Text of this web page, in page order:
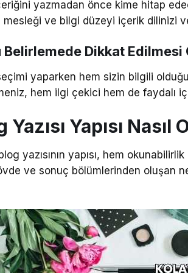
yazmadan önce kime hitap
mesleği ve bilgi düzeyi içerik dilinizi
Belirlemede Dikkat Edilmesi
yaparken hem sizin bilgili
hem ilgi çekici hem de faydalı
Yazısı Yapısı Nasıl
yazısının yapısı, hem
ve sonuç bölümlerinden oluşan